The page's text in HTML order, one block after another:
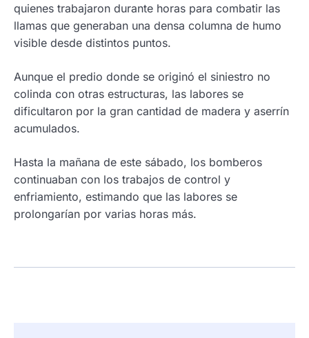
quienes trabajaron durante horas para combatir las
llamas que generaban una densa columna de humo
visible desde distintos puntos.
Aunque el predio donde se originó el siniestro no
colinda con otras estructuras, las labores se
dificultaron por la gran cantidad de madera y aserrín
acumulados.
Hasta la mañana de este sábado, los bomberos
continuaban con los trabajos de control y
enfriamiento, estimando que las labores se
prolongarían por varias horas más.